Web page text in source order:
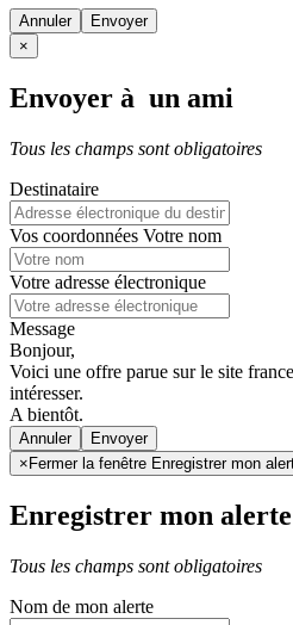
Annuler
×
Envoyer à un ami
Tous les champs sont obligatoires
Destinataire
Vos coordonnées Votre nom
Votre adresse électronique
Message
Bonjour,
Voici une offre parue sur le site
intéresser.
A bientôt.
Annuler
× Fermer la fenêtre Enregistrer mon
Enregistrer mon alerte
Tous les champs sont obligatoires
Nom de mon alerte